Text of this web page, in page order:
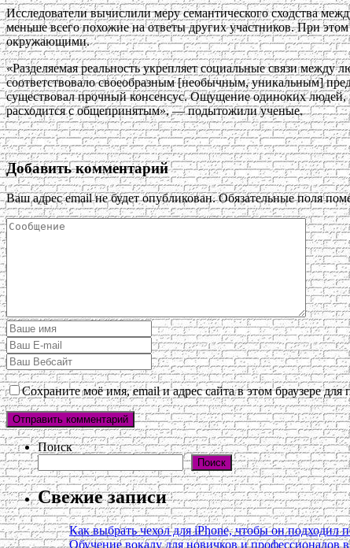
Исследователи вычислили меру семантического сходства
меньше всего похожие на ответы других участников. При
окружающими.
«Разделяемая реальность укрепляет социальные связи
соответствовало своеобразным [необычным, уникальным]
существовал прочный консенсус. Ощущение одиноких людей,
расходится с общепринятым», — подытожили ученые.
Добавить комментарий
Ваш адрес email не будет опубликован. Обязательные поля
Сохраните моё имя, email и адрес сайта в этом браузере
Поиск
Поиск
Свежие записи
Как выбрать чехол для iPhone, чтобы он подходил
Обучение вокалу для новичков и профессионалов